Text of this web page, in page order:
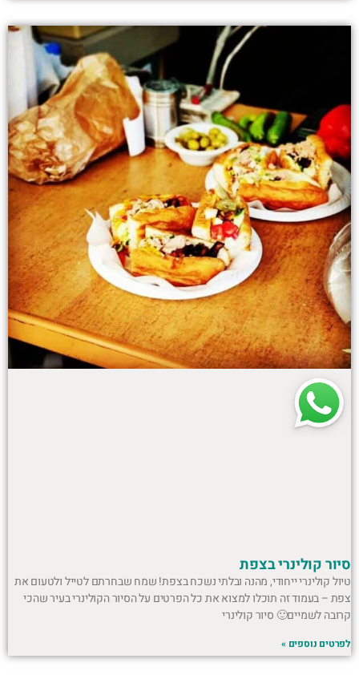
סיור קולינרי בצפת
טיול קולינרי ייחודי, מהנה ובלתי נשכח בצפת! שמח שבחרתם לטייל ולטעום את
צפת – בעמוד זה תוכלו למצוא את כל הפרטים על הסיור הקולינרי בעיר שהכי
קרובה לשמיים🙂 סיור קולינרי
לפרטים נוספים »